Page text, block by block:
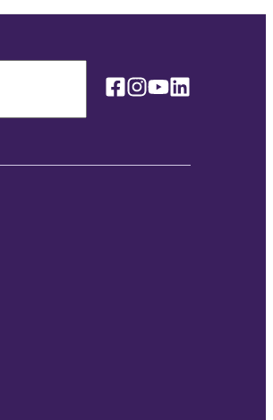
Idioma / Language
Facebook
Instagram
YoutubeLinkedin